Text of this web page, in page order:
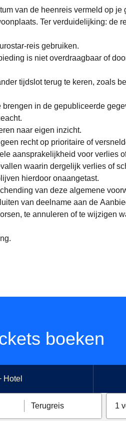
van de heenreis vermeld op je
Ter verduidelijking: de
reis gebruiken.
is niet overdraagbaar of
tijdslot terug te keren, zoals
in de gepubliceerde
naar eigen inzicht.
recht op prioritaire of
aansprakelijkheid voor verlies
waarin dergelijk verlies of
hierdoor onaangetast.
van deze algemene
van deelname aan de
te annuleren of te wijzigen
boeken
Hotel
Terugreis 1